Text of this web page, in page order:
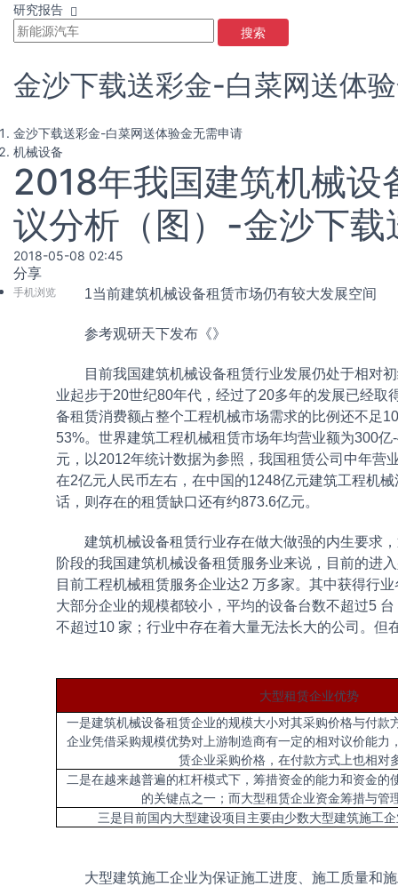
研究报告
搜索
金沙下载送彩金-白菜网送体
金沙下载送彩金-白菜网送体验金无需申请
机械设备
2018年我国建筑机械设
议分析（图）-金沙下载
2018-05-08 02:45
分享
手机浏览 1当前建筑机械设备租赁市场仍有较大发展空间
参考观研天下发布《》
目前我国建筑机械设备租赁行业发展仍处于相对初
业起步于20世纪80年代，经过了20多年的发展已经
备租赁消费额占整个工程机械市场需求的比例还不足
53%。世界建筑工程机械租赁市场年均营业额为300
元，以2012年统计数据为参照，我国租赁公司中年营
在2亿元人民币左右，在中国的1248亿元建筑工程机
话，则存在的租赁缺口还有约873.6亿元。
建筑机械设备租赁行业存在做大做强的内生要求，
阶段的我国建筑机械设备租赁服务业来说，目前的进
目前工程机械租赁服务企业达2 万多家。其中获得行
大部分企业的规模都较小，平均的设备台数不超过5
不超过10 家；行业中存在着大量无法长大的公司。
大型租赁企业优势
一是建筑机械设备租赁企业的规模大小对其采购价格与付款
企业凭借采购规模优势对上游制造商有一定的相对议价能力
赁企业采购价格，在付款方式上也相对
二是在越来越普遍的杠杆模式下，筹措资金的能力和资金的
的关键点之一；而大型租赁企业资金筹措与管
三是目前国内大型建设项目主要由少数大型建筑施工
大型建筑施工企业为保证施工进度、施工质量和施